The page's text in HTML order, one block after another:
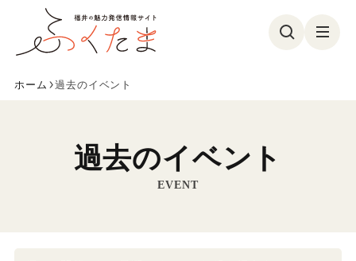
買う
イベント
ホーム 過去のイベント
過去のイベント
EVENT